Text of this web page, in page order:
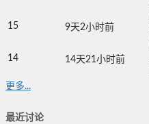
15 9天2小时前
14 14天21小时前
更多...
最近讨论